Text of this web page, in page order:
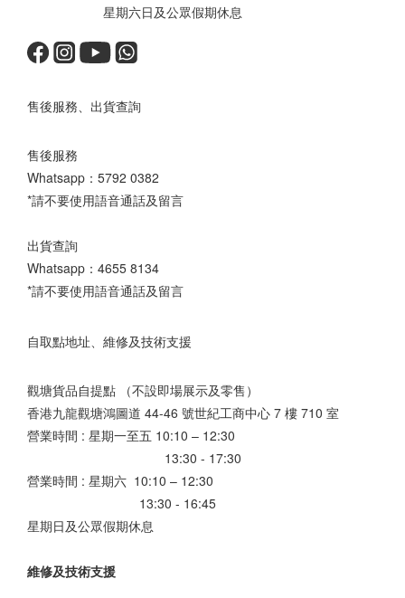
星期六日及公眾假期休息
售後服務、出貨查詢
售後服務
Whatsapp： 5792 0382
*請不要使用語音通話及留言
出貨查詢
Whatsapp： 4655 8134
*請不要使用語音通話及留言
自取點地址、維修及技術支援
觀塘貨品自提點 （不設即場展示及零售）
香港九龍觀塘鴻圖道 44-46 號世紀工商中心 7 樓 710 室
營業時間 : 星期一至五 10:10 – 12:30
13:30 - 17:30
營業時間 : 星期六 10:10 – 12:30
13:30 - 16:45
星期日及公眾假期休息
維修及技術支援